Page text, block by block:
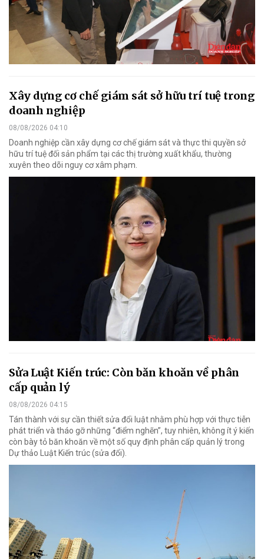
Xây dựng cơ chế giám sát sở hữu trí tuệ trong
doanh nghiệp
08/08/2026 04:10
Doanh nghiệp cần xây dựng cơ chế giám sát và thực thi quyền sở
hữu trí tuệ đối sản phẩm tại các thị trường xuất khẩu, thường
xuyên theo dõi nguy cơ xâm phạm.
Sửa Luật Kiến trúc: Còn băn khoăn về phân
cấp quản lý
08/08/2026 04:15
Tán thành với sự cần thiết sửa đổi luật nhằm phù hợp với thực tiễn
phát triển và tháo gỡ những “điểm nghẽn”, tuy nhiên, không ít ý kiến
còn bày tỏ băn khoăn về một số quy định phân cấp quản lý trong
Dự thảo Luật Kiến trúc (sửa đổi).